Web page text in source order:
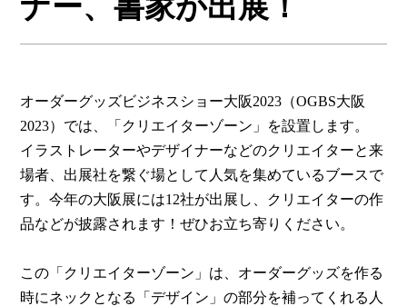
オーダーグッズビジネスショー大阪2023（OGBS大阪
2023）では、「クリエイターゾーン」を設置します。
イラストレーターやデザイナーなどのクリエイターと来
場者、出展社を繋ぐ場として人気を集めているブースで
す。今年の大阪展には12社が出展し、クリエイターの作
品などが披露されます！ぜひお立ち寄りください。
この「クリエイターゾーン」は、オーダーグッズを作る
時にネックとなる「デザイン」の部分を補ってくれる人